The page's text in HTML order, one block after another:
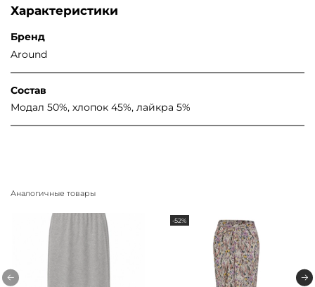
Характеристики
Бренд
Around
Состав
Модал 50%, хлопок 45%, лайкра 5%
Аналогичные товары
-52%